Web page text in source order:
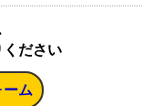
ください
ム